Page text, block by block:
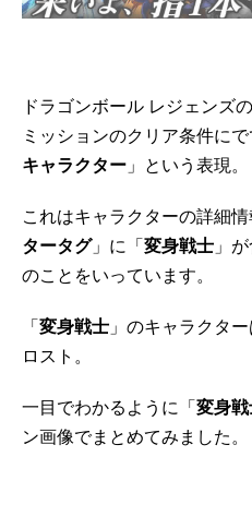
ドラゴンボール レジェンズ
ミッションのクリア条件にで
キャラクター 」という表現。
これはキャラクターの詳細情
タータグ」に「 変身戦士 」
のことをいっています。
「 変身戦士 」のキャラクタ
ロスト。
一目でわかるように「 変身戦
ン画像でまとめてみました。